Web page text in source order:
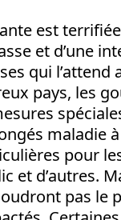
est terrifiée
et d’une
qui l’attend
pays, les
maladie
pour
et d’autres.
pas le